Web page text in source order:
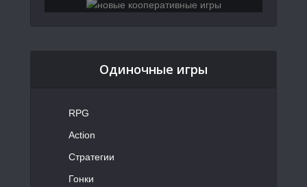
Одиночные игры
RPG
Action
Стратегии
Гонки